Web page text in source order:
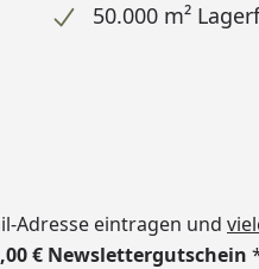
50.000 m²
Adresse eintragen und
€ Newslettergutschein